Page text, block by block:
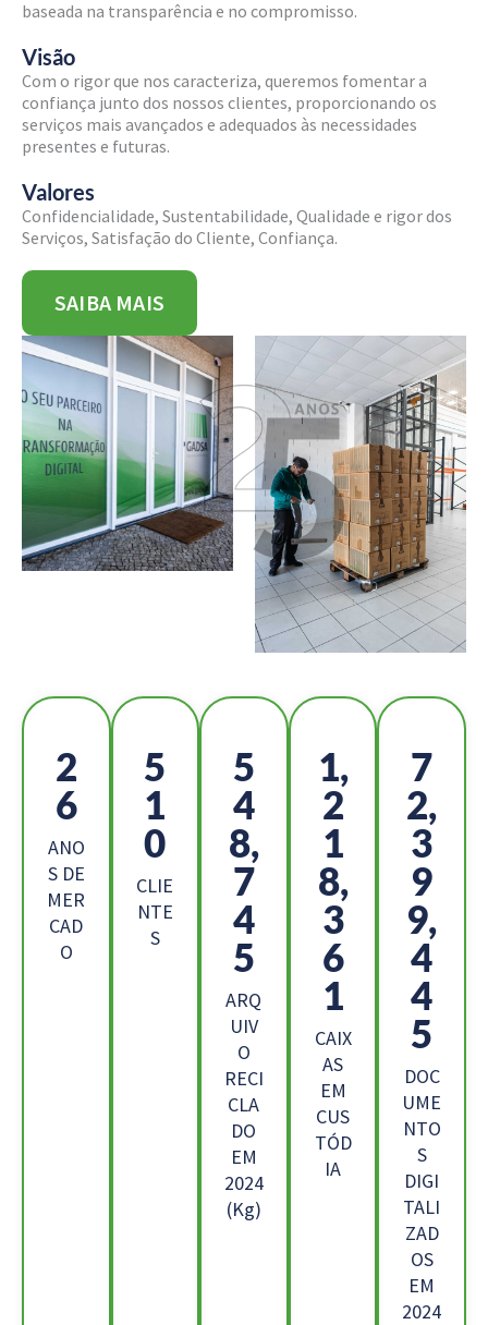
baseada na transparência e no compromisso.
Visão
Com o rigor que nos caracteriza, queremos fomentar a
confiança junto dos nossos clientes, proporcionando os
serviços mais avançados e adequados às necessidades
presentes e futuras.
Valores
Confidencialidade, Sustentabilidade, Qualidade e rigor dos
Serviços, Satisfação do Cliente, Confiança.
SAIBA MAIS
2
6
ANO
S DE
MER
CAD
O
5
1
0
CLIE
NTE
S
5
4
8,
7
4
5
ARQ
UIV
O
RECI
CLA
DO
EM
2024
(Kg)
1,
2
1
8,
3
6
1
CAIX
AS
EM
CUS
TÓD
IA
7
2,
3
9
9,
4
4
5
DOC
UME
NTO
S
DIGI
TALI
ZAD
OS
EM
2024